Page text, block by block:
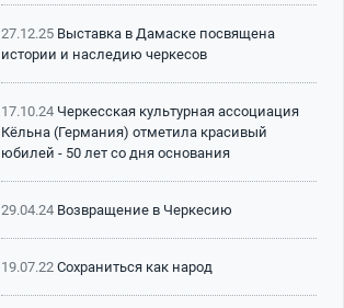
27.12.25 Выставка в Дамаске посвящена
истории и наследию черкесов
17.10.24 Черкесская культурная ассоциация
Кёльна (Германия) отметила красивый
юбилей - 50 лет со дня основания
29.04.24 Возвращение в Черкесию
19.07.22 Сохраниться как народ